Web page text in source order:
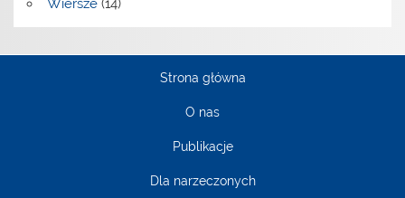
Wiersze(14)
Strona główna
O nas
Publikacje
Dla narzeczonych